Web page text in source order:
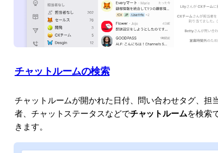
チャットルームの検索
チャットルームが開かれた日付、問い合わせタグ、担
者、チャットステータスなどでチャットルームを検索
きます。